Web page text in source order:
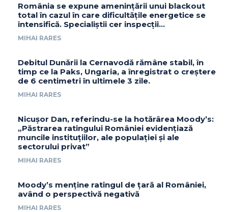
România se expune amenințării unui blackout
total în cazul în care dificultățile energetice se
intensifică. Specialiștii cer inspecții…
MIHAI RARES
Debitul Dunării la Cernavodă rămâne stabil, în
timp ce la Paks, Ungaria, a înregistrat o creștere
de 6 centimetri în ultimele 3 zile.
MIHAI RARES
Nicușor Dan, referindu-se la hotărârea Moody’s:
„Păstrarea ratingului României evidențiază
muncile instituțiilor, ale populației și ale
sectorului privat”
MIHAI RARES
Moody’s menține ratingul de țară al României,
având o perspectivă negativă
MIHAI RARES